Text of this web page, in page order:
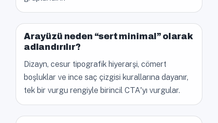
Arayüzü neden “sert minimal” olarak
adlandırılır?
Dizayn, cesur tipografik hiyerarşi, cömert
boşluklar ve ince saç çizgisi kurallarına dayanır,
tek bir vurgu rengiyle birincil CTA'yı vurgular.